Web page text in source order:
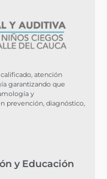
atención
garantizando que
y
prevención, diagnóstico,
y Educación